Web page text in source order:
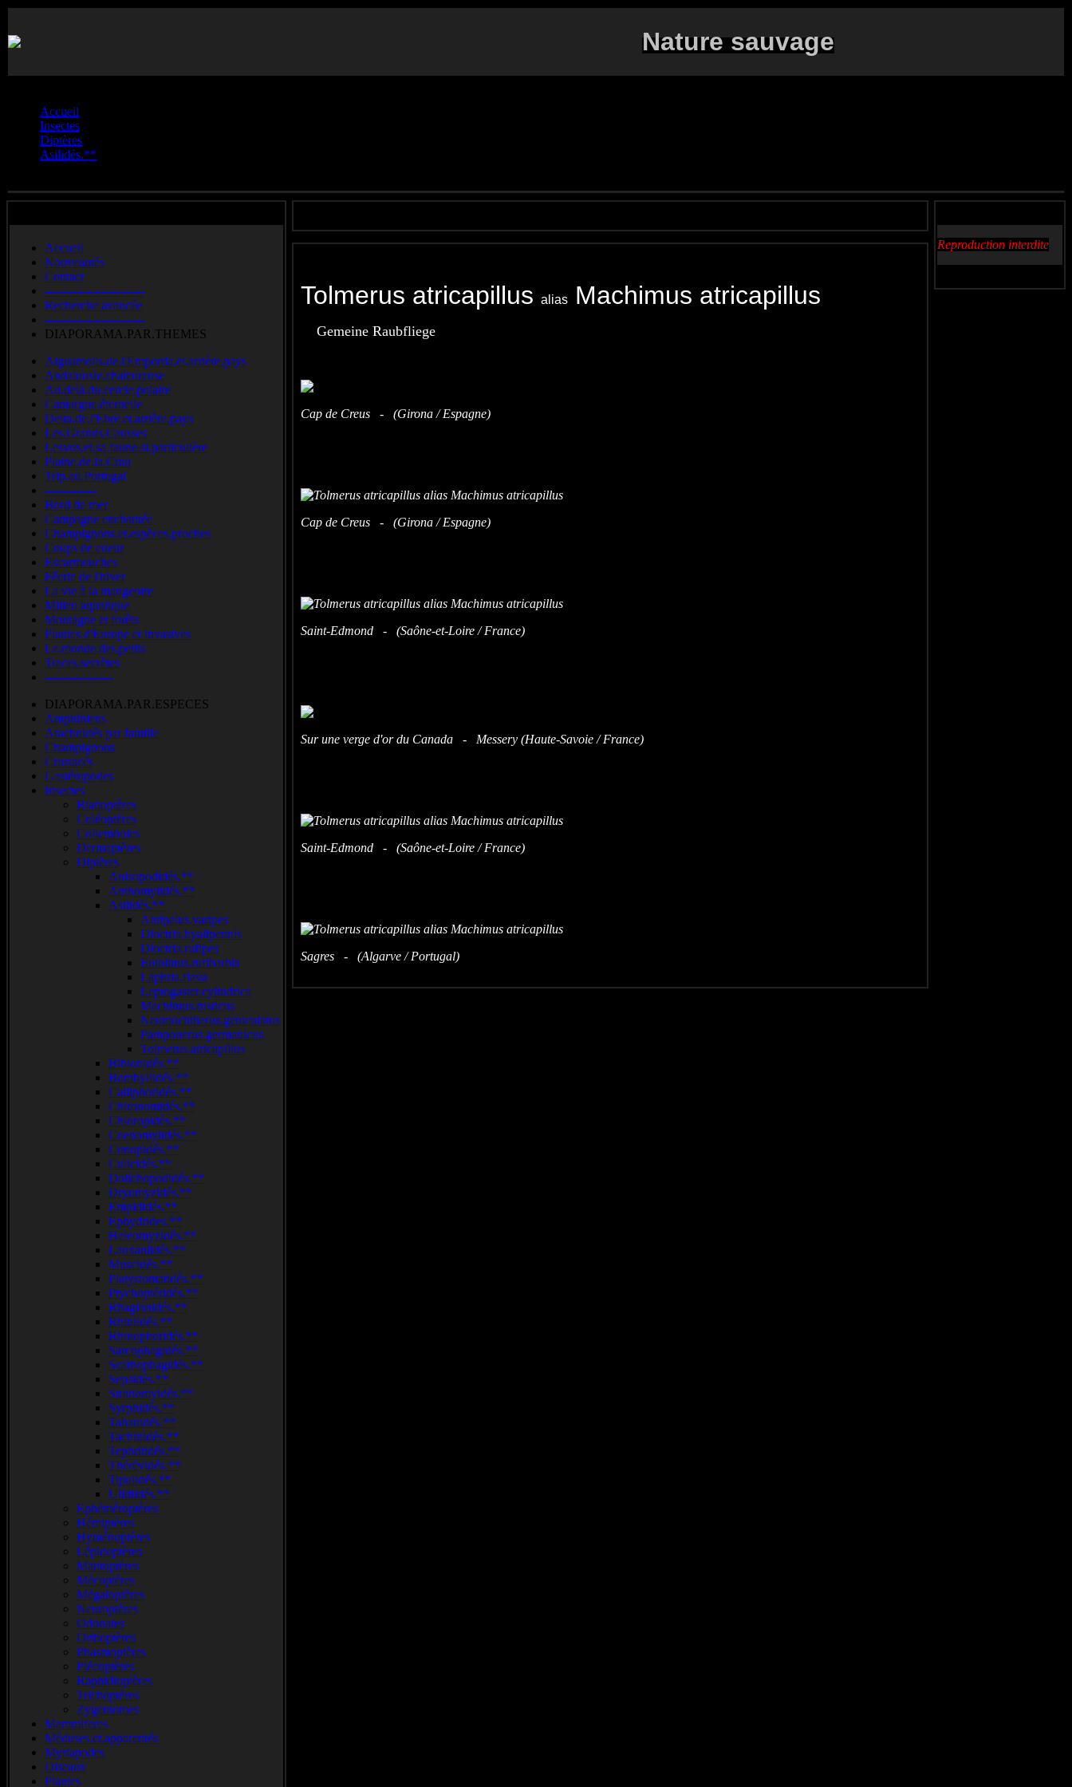
Nature sauvage
Accueil
Insectes
Diptères
Asilidés.**
Accueil
Nouveautés
Contact
-------------------------
Recherche avancée
-------------------------
DIAPORAMA.PAR.THEMES
Aiguamolls.de.l'Emporda.et.arrière.pays
Andalousie.chaleureuse
Au.delà.du.cercle.polaire
Camargue.éternelle
Delta.de.l'Ebre.et.arrière.pays
Les.Grands.Causses
Lesvos.et.sa.faune.si.particulière
Plaine.de.la.Crau
Trip.au.Portugal
-------------
Bord de mer
Campagne enchantée
Champignons.et.espèces.proches
Coups de coeur
Escarmouches
Féerie de l'hiver
La vie à la mangeoire
Milieu aquatique
Montagne et forêts
Plantes d'Europe et invasives
Le.monde.des.petits
Traces.secrètes
-----------------
DIAPORAMA.PAR.ESPECES
Amphibiens
Arachnidés par famille
Champignons
Crustacés
Gastéropodes
Insectes
Blattoptères
Coléoptères
Collemboles
Dermaptères
Diptères
Anisopodidés.**
Anthomyiidés.**
Asilidés.**
Antipalus.varipes
Dioctria.hyalipennis
Dioctria.rufipes
Eutolmus.rufibarbis
Laphria.flava
Leptogaster.cylindrica
Machimus.rusticus
Neomochtherus.geniculatus
Pamponerus.germanicus
Tolmerus.atricapillus
Bibionidés.**
Bombyliidés.**
Calliphoridés.**
Chironomidés.**
Chloropidés.**
Coenomyiidés.**
Conopidés.**
Culicidés.**
Dolichopodidés.**
Dryomyzidés.**
Empididés.**
Ephydrides.**
Heleomyzidés.**
Lauxaniidés.**
Muscidés.**
Platystomatidés.**
Ptychoptéridés.**
Rhagionidés.**
Rhiniidés.**
Rhinophoridés.**
Sarcophagidés.**
Scathophagidés.**
Sepsidés.**
Stratiomyidés.**
Syrphidés.**
Tabanidés.**
Tachinidés.**
Tephritidés.**
Thérévidés.**
Tipulidés.**
Ulidiidés.**
Ephéméroptères
Hémiptères
Hyménoptères
Lépidoptères
Mantoptères
Mécoptères
Mégaloptères
Neuroptères
Odonates
Orthoptères
Phasmoptères
Plécoptères
Raphidioptères
Trichoptères
Zygentomes
Mammiferes
Méduses.et.apparentés
Myriapodes
Oiseaux
Plantes
Tolmerus atricapillus alias Machimus atricapillus
Gemeine Raubfliege
Cap de Creus - (Girona / Espagne)
Cap de Creus - (Girona / Espagne)
Saint-Edmond - (Saône-et-Loire / France)
Sur une verge d'or du Canada - Messery (Haute-Savoie / France)
Saint-Edmond - (Saône-et-Loire / France)
Sagres - (Algarve / Portugal)
Reproduction interdite